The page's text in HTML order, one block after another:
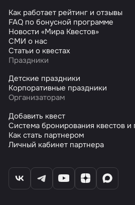
Как работает рейтинг и отзывы
FAQ по бонусной программе
Новости «Мира Квестов»
СМИ о нас
Статьи о квестах
Праздники
Детские праздники
Корпоративные праздники
Организаторам
Добавить квест
Система бронирования квестов
Как стать партнером
Личный кабинет партнера